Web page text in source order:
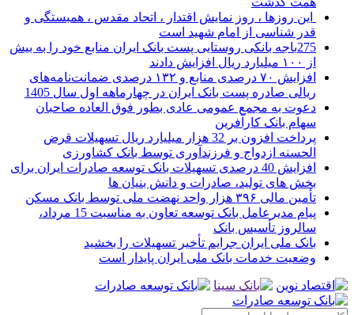
این روزها ، روز نمایش اقتدار ، اتحاد مقدس ، همبستگی و
قدر شناسی از امام شهید است
275باجه بانکی روستایی پست بانک ایران منابع خود را به بیش
از ۱۰۰ میلیارد ریال افزایش دادند
افزایش ۷۰ درصدی منابع و ۱۳۲ درصدی ضمانت‌نامه‌های
ریالی صادره پست بانک ایران در چهارماهه اول سال 1405
دعوت به مجمع عمومی عادی بطور فوق العاده صاحبان
سهام بانک کارآفرین
پرداخت افزون بر 32 هزار میلیارد ریال تسهیلات قرض
الحسنه ازدواج و فرزندآوری توسط بانک کشاورزی
افزایش 40 درصدی تسهیلات بانک توسعه صادرات ایران برای
بخش های تولید، صادرات و دانش بنیان ها
تأمین مالی ۳۹۶ هزار واحد نهضت ملی توسط بانک مسکن
پیام مدیرعامل بانک توسعه تعاون به مناسبت 15 مرداد،
سالروز تأسیس بانک
بانک ملی ایران جرایم تأخیر تسهیلات را بخشید
وضعیت خدمات بانک ملی ایران پایدار است